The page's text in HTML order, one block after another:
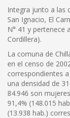
Integra junto a las
San Ignacio, El
N° 41 y pertenece
Cordillera).
La comuna de
en el censo de
correspondientes
una densidad de
84.946 son
91,4% (148.015
(13.938 hab.)